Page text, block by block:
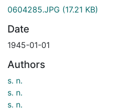
0604285.JPG (17.21 KB)
Date
1945-01-01
Authors
s. n.
s. n.
s. n.